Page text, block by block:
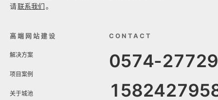
请联系我们。
高端网站建设
解决方案
项目案例
关于城池
CONTACT
0574-